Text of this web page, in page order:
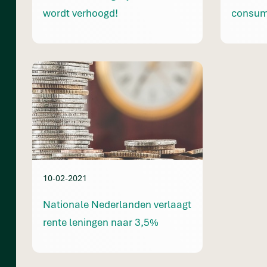
wordt verhoogd!
10-02-2021
Nationale Nederlanden verlaagt
rente leningen naar 3,5%